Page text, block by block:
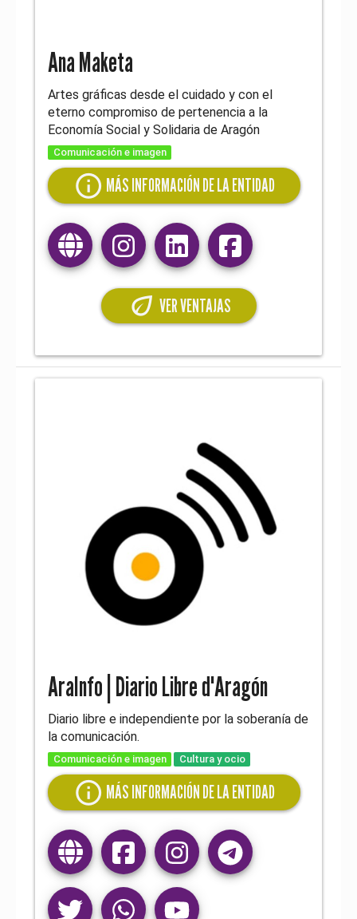
Ana Maketa
Artes gráficas desde el cuidado y con el
eterno compromiso de pertenencia a la
Economía Social y Solidaria de Aragón
Comunicación e imagen
info MÁS INFORMACIÓN DE LA ENTIDAD
eco VER VENTAJAS
AraInfo | Diario Libre d'Aragón
Diario libre e independiente por la soberanía de
la comunicación.
Comunicación e imagen Cultura y ocio
info MÁS INFORMACIÓN DE LA ENTIDAD